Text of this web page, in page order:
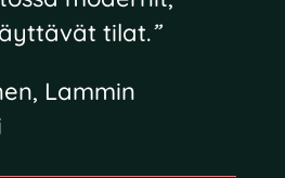
tilat.”
Lammin